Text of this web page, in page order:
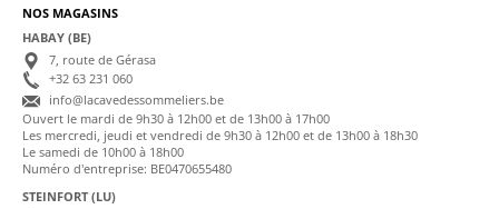
NOS MAGASINS
HABAY (BE)
7, route de Gérasa
+32 63 231 060
info@lacavedessommeliers.be
Ouvert le mardi de 9h30 à 12h00 et de 13h00 à 17h00
Les mercredi, jeudi et vendredi de 9h30 à 12h00 et de 13h00 à 18h30
Le samedi de 10h00 à 18h00
Numéro d'entreprise: BE0470655480
STEINFORT (LU)